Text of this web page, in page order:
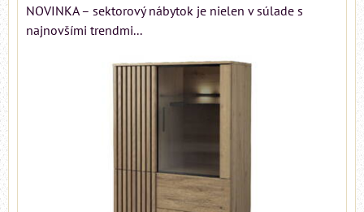
NOVINKA – sektorový nábytok je nielen v súlade s
najnovšími trendmi...